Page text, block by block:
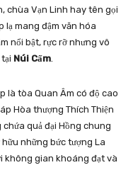
chùa Vạn Linh hay tên gọi
lạ mang đậm văn hóa
nổi bật, rực rỡ nhưng vô
Núi Cấm.
là tòa Quan Âm có độ cao
Hòa thượng Thích Thiện
quả đại Hồng chung
những bức tượng La
không gian khoáng đạt và